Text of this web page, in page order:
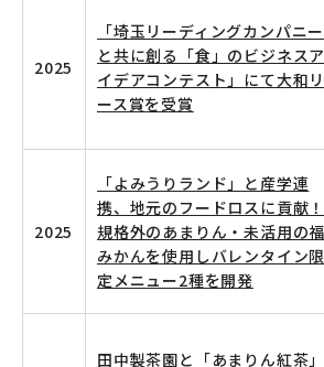
2025
「埼玉リーディングカンパニー
と共に創る「食」のビジネスア
イデアコンテスト」にて大和リ
ース賞を受賞
2025
「よみうりランド」と産学連
携、地元のフードロスに貢献！
規格外のあまりん・未活用の福
みかんを使用しバレンタイン限
定メニュー2種を開発
田中製茶園と「あまりん紅茶」